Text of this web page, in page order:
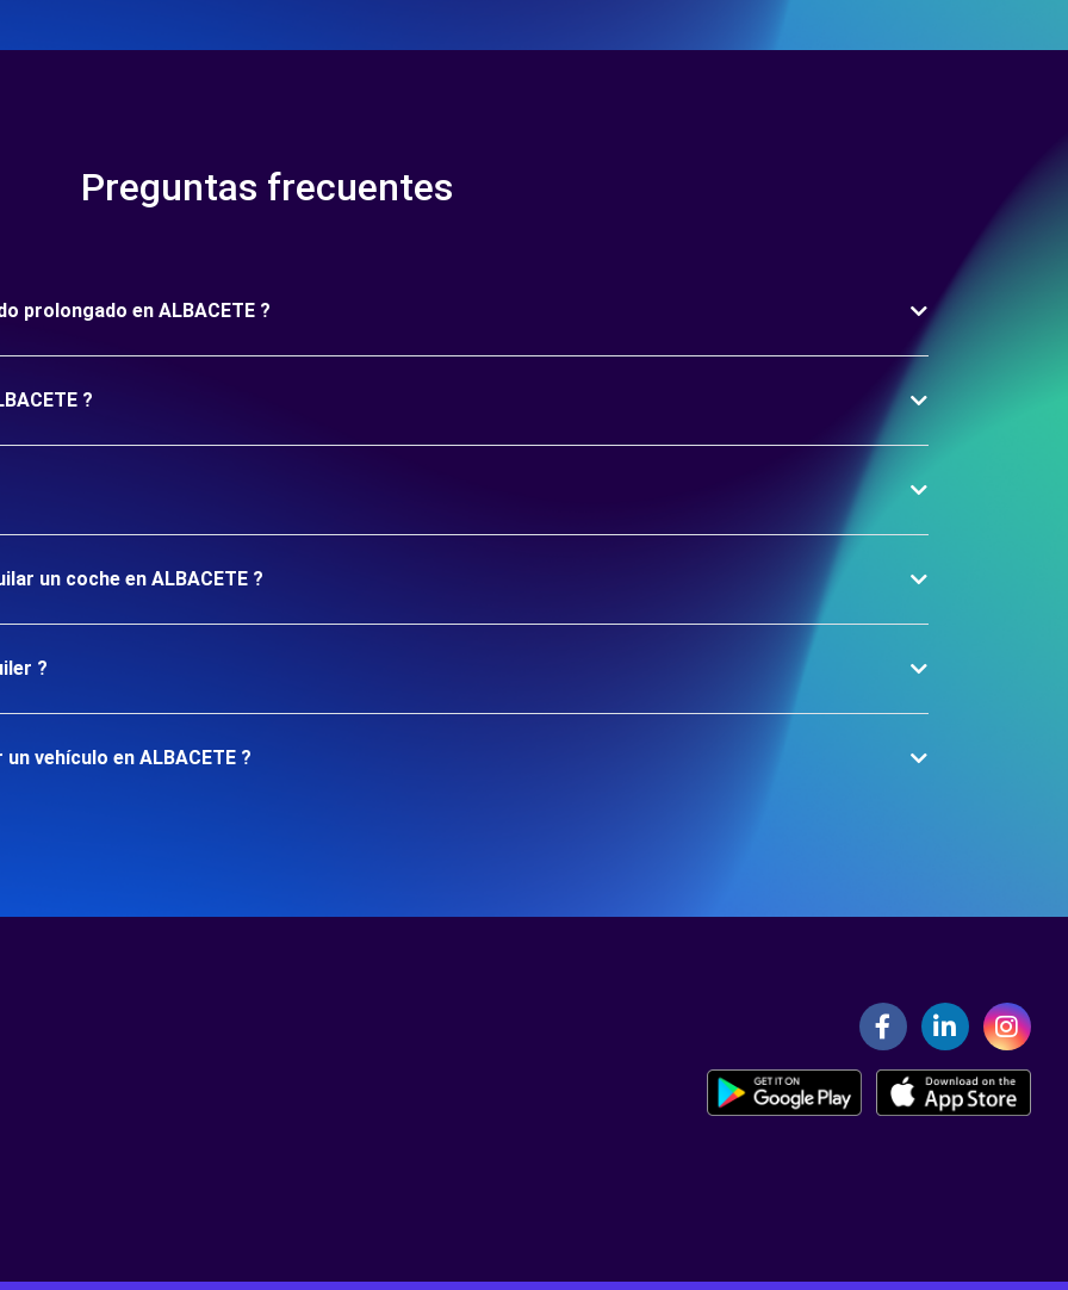
Preguntas frecuentes
prolongado en ALBACETE ?
?
un coche en ALBACETE ?
?
vehículo en ALBACETE ?